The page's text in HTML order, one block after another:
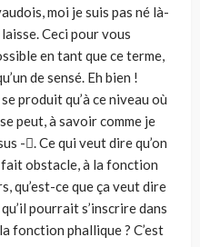
moi je suis pas né là-
Ceci pour vous
en tant que ce terme,
de sensé. Eh bien !
produit qu’à ce niveau où
peut, à savoir comme je
-. Ce qui veut dire qu’on
fait obstacle, à la fonction
qu’est-ce que ça veut dire
pourrait s’inscrire dans
fonction phallique ? C’est